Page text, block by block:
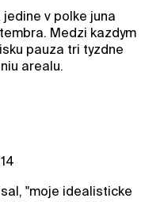
v polke juna
Medzi kazdym
pauza tri tyzdne
arealu.
"moje idealisticke